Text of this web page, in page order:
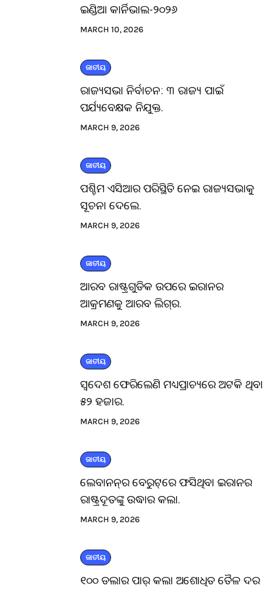
ଇଣ୍ଡିଆ କାର୍ନିଭାଲ-୨୦୨୬
MARCH 10, 2026
ଜାତୀୟ
ରାଜ୍ୟସଭା ନିର୍ବାଚନ: ୩ ରାଜ୍ୟ ପାଇଁ
ପର୍ଯ୍ୟବେକ୍ଷକ ନିଯୁକ୍ତ.
MARCH 9, 2026
ଜାତୀୟ
ପଶ୍ଚିମ ଏସିଆର ପରିସ୍ଥିତି ନେଇ ରାଜ୍ୟସଭାକୁ
ସୂଚନା ଦେଲେ.
MARCH 9, 2026
ଜାତୀୟ
ଆରବ ରାଷ୍ଟ୍ରଗୁଡିକ ଉପରେ ଇରାନର
ଆକ୍ରମଣକୁ ଆରବ ଲିଗ୍‌ର.
MARCH 9, 2026
ଜାତୀୟ
ସ୍ବଦେଶ ଫେରିଲେଣି ମଧ୍ୟପ୍ରାଚ୍ୟରେ ଅଟକି ଥିବା
୫୨ ହଜାର.
MARCH 9, 2026
ଜାତୀୟ
ଲେବାନନ୍‌ର ବେରୁଟ୍‌ରେ ଫସିଥିବା ଇରାନର
ରାଷ୍ଟ୍ରଦୂତଙ୍କୁ ଉଦ୍ଧାର କଲା.
MARCH 9, 2026
ଜାତୀୟ
୧୦୦ ଡଲାର ପାର୍ କଲା ଅଶୋଧିତ ତୈଳ ଦର